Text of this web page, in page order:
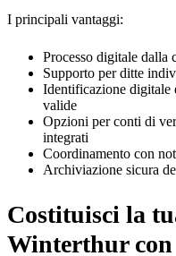
I principali vantaggi:
Processo digitale dalla
Supporto per ditte
Identificazione digitale
valide
Opzioni per conti di
integrati
Coordinamento con
Archiviazione sicura
Costituisci la
Winterthur con